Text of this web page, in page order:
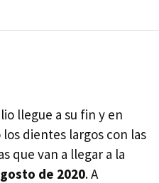
llegue a su fin y en
dientes largos con las
que van a llegar a la
de 2020. A